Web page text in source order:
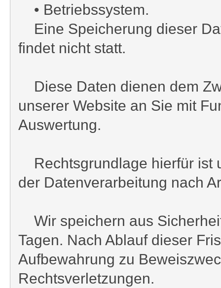
• Betriebssystem.
Eine Speicherung dieser
findet nicht statt.
Diese Daten dienen dem
unserer Website an Sie mit
Auswertung.
Rechtsgrundlage hierfür ist
der Datenverarbeitung nach
Wir speichern aus
Tagen. Nach Ablauf dieser
Aufbewahrung zu
Rechtsverletzungen.